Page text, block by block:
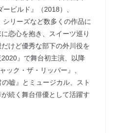
ビルド』（2018）、
シリーズなど数多くの作品に
恋心を抱き、スイーツ巡り
けど優秀な部下の外川役を
』で舞台初主演、以降
ック・ザ・リッパー』、
の嘘』とミュージカル、スト
続く舞台俳優として活躍す